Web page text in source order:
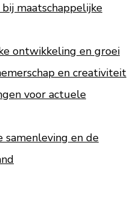
maatschappelijke
ontwikkeling en groei
en creativiteit
voor actuele
samenleving en de